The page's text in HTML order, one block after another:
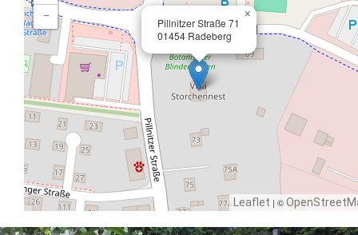
Pillnitzer Straße 71
01454 Radeberg
×
−
Leaflet | ©